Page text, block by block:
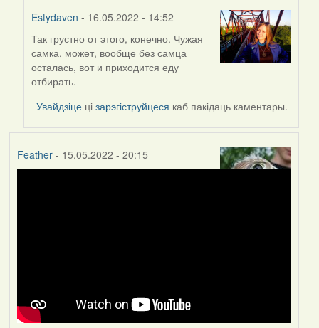
Estydaven - 16.05.2022 - 14:52
In
reply
to
by
Lighty
Так грустно от этого, конечно. Чужая
самка, может, вообще без самца
осталась, вот и приходится еду
отбирать.
Увайдзіце цізарэгіструйцеся каб пакідаць каментары.
Feather- 15.05.2022 - 20:15